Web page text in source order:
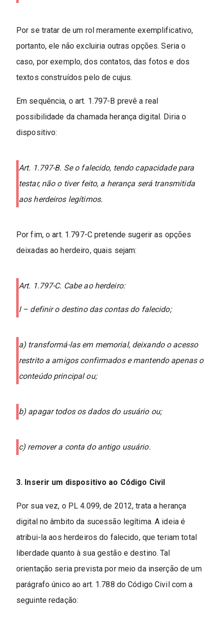
Por se tratar de um rol meramente exemplificativo,
portanto, ele não excluiria outras opções. Seria o
caso, por exemplo, dos contatos, das fotos e dos
textos construídos pelo de cujus.
Em sequência, o art. 1.797-B prevê a real
possibilidade da chamada herança digital. Diria o
dispositivo:
Art. 1.797-B. Se o falecido, tendo capacidade para
testar, não o tiver feito, a herança será transmitida
aos herdeiros legítimos.
Por fim, o art. 1.797-C pretende sugerir as opções
deixadas ao herdeiro, quais sejam:
Art. 1.797-C. Cabe ao herdeiro:
I – definir o destino das contas do falecido;
a) transformá-las em memorial, deixando o acesso
restrito a amigos confirmados e mantendo apenas o
conteúdo principal ou;
b) apagar todos os dados do usuário ou;
c) remover a conta do antigo usuário.
3. Inserir um dispositivo ao Código Civil
Por sua vez, o PL 4.099, de 2012, trata a herança
digital no âmbito da sucessão legítima. A ideia é
atribui-la aos herdeiros do falecido, que teriam total
liberdade quanto à sua gestão e destino. Tal
orientação seria prevista por meio da inserção de um
parágrafo único ao art. 1.788 do Código Civil com a
seguinte redação: